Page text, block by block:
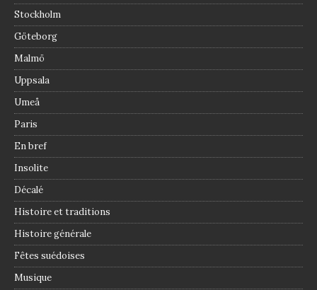
Stockholm
Göteborg
Malmö
Uppsala
Umeå
Paris
En bref
Insolite
Décalé
Histoire et traditions
Histoire générale
Fêtes suédoises
Musique